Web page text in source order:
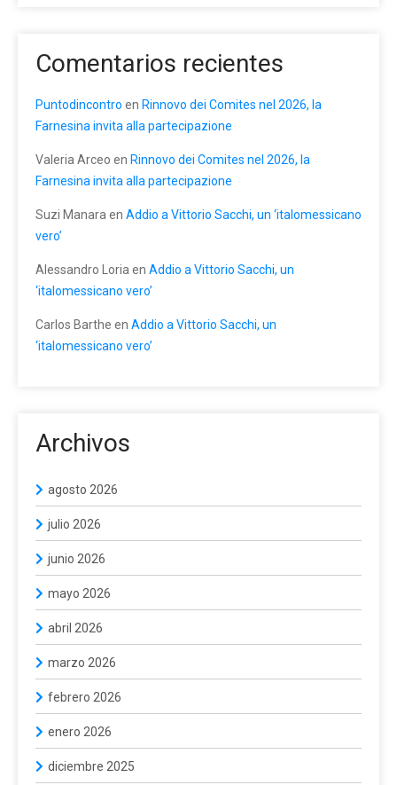
Comentarios recientes
Puntodincontro en Rinnovo dei Comites nel 2026, la
Farnesina invita alla partecipazione
Valeria Arceo en Rinnovo dei Comites nel 2026, la
Farnesina invita alla partecipazione
Suzi Manara en Addio a Vittorio Sacchi, un ‘italomessicano
vero’
Alessandro Loria en Addio a Vittorio Sacchi, un
‘italomessicano vero’
Carlos Barthe en Addio a Vittorio Sacchi, un
‘italomessicano vero’
Archivos
agosto 2026
julio 2026
junio 2026
mayo 2026
abril 2026
marzo 2026
febrero 2026
enero 2026
diciembre 2025